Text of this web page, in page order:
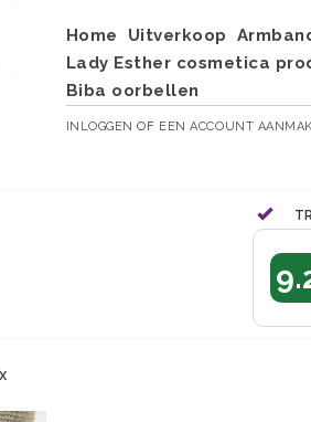
Home Uitverkoop
Lady Esther cosmetica
Biba oorbellen
INLOGGEN OF EEN ACCOUNT